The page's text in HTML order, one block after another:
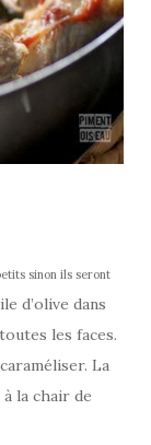
sinon ils seront
d’olive dans
les faces.
La
la chair de